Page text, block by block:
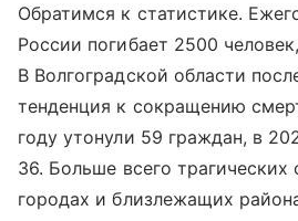
Обратимся к статистике.
России погибает 2500
В Волгоградской области
тенденция к сокращению
году утонули 59 граждан, в
36. Больше всего трагических
городах и близлежащих